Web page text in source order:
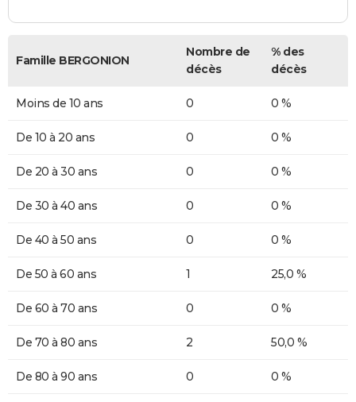
Famille BERGONION
Nombre de
décès
% des
décès
Moins de 10 ans 0 0 %
De 10 à 20 ans 0 0 %
De 20 à 30 ans 0 0 %
De 30 à 40 ans 0 0 %
De 40 à 50 ans 0 0 %
De 50 à 60 ans 1 25,0 %
De 60 à 70 ans 0 0 %
De 70 à 80 ans 2 50,0 %
De 80 à 90 ans 0 0 %